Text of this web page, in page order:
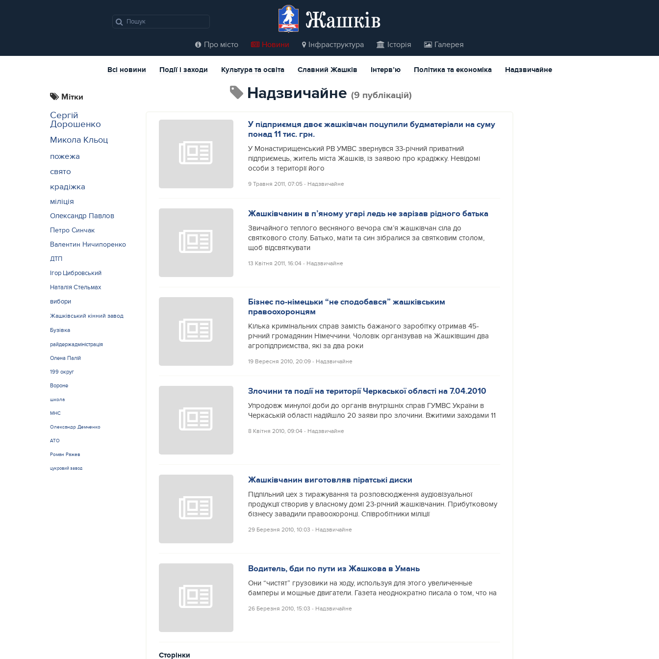
Жашків
Про місто Новини Інфраструктура Історія Галерея
Всі новини Події і заходи Культура та освіта Славний Жашків Інтерв’ю Політика та економіка Надзвичайне
Мітки
Сергій
Дорошенко
Микола Кльоц
пожежа
свято
крадіжка
міліція
Олександр Павлов
Петро Синчак
Валентин Ничипоренко
ДТП
Ігор Цибровський
Наталія Стельмах
вибори
Жашківський кінний завод
Бузівка
райдержадміністрація
Олена Палій
199 округ
Вороне
школа
МНС
Олександр Демченко
АТО
Роман Ражев
цукровий завод
Надзвичайне (9 публікацій)
У підприємця двоє жашківчан поцупили будматеріали на суму
понад 11 тис. грн.
У Монастирищенський РВ УМВС звернувся 33-річний приватний
підприємець, житель міста Жашкiв, із заявою про крадіжку. Невідомі
особи з території його
9 Травня 2011, 07:05 ‐ Надзвичайне
Жашківчанин в п’яному угарі ледь не зарізав рідного батька
Звичайного теплого весняного вечора сім’я жашківчан сіла до
святкового столу. Батько, мати та син зібралися за святковим столом,
щоб відсвяткувати
13 Квітня 2011, 16:04 ‐ Надзвичайне
Бізнес по-німецьки “не сподобався” жашківським
правоохоронцям
Кілька кримінальних справ замість бажаного заробітку отримав 45-
річний громадянин Німеччини. Чоловік організував на Жашківщині два
агропідприємства, які за два роки
19 Вересня 2010, 20:09 ‐ Надзвичайне
Злочини та події на території Черкаської області на 7.04.2010
Упродовж минулої доби до органів внутрішніх справ ГУМВС України в
Черкаській області надійшло 20 заяви про злочини. Вжитими заходами 11
8 Квітня 2010, 09:04 ‐ Надзвичайне
Жашківчанин виготовляв піратські диски
Підпільний цех з тиражування та розповсюдження аудіовізуальної
продукції створив у власному домі 23-річний жашківчанин. Прибутковому
бізнесу завадили правоохоронці. Співробітники міліції
29 Березня 2010, 10:03 ‐ Надзвичайне
Водитель, бди по пути из Жашкова в Умань
Они “чистят” грузовики на ходу, используя для этого увеличенные
бамперы и мощные двигатели. Газета неоднократно писала о том, что на
26 Березня 2010, 15:03 ‐ Надзвичайне
Сторінки